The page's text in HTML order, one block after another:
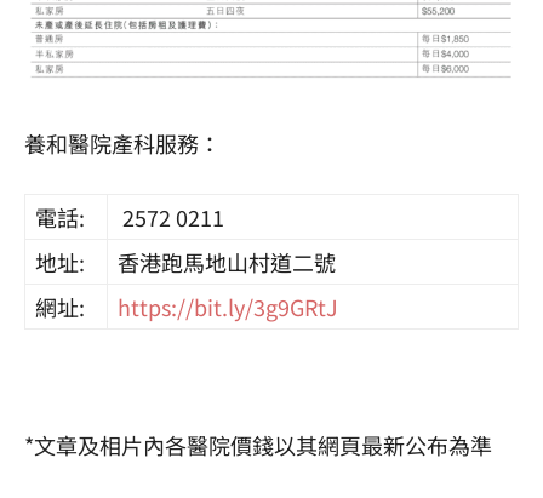
養和醫院產科服務：
電話:
2572 0211
地址:
香港跑馬地山村道二號
網址:
https://bit.ly/3g9GRtJ
*文章及相片內各醫院價錢以其網頁最新公布為準